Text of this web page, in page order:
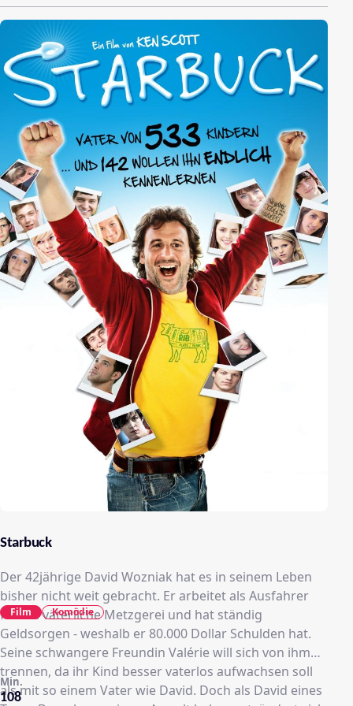
Die Reisegruppe platzt auf einen von gewaltsamen
Protesten begleiteten globalen Wirtschaftsgipfel, der
Besuch eines riesigen Fetisch-Events läuft völlig aus
dem Ruder und eine toughe Kollegin setzt Dan
mächtig unter Druck. Der wird nicht geringer, als das
chaotische Team realisiert, dass die Firma pleite ist,
falls der Deal scheitert…
Starbuck
Der 42jährige David Wozniak hat es in seinem Leben
bisher nicht weit gebracht. Er arbeitet als Ausfahrer
für die väterliche Metzgerei und hat ständig
Geldsorgen - weshalb er 80.000 Dollar Schulden hat.
Seine schwangere Freundin Valérie will sich von ihm
trennen, da ihr Kind besser vaterlos aufwachsen soll
als mit so einem Vater wie David. Doch als David eines
108
Min.
Film Komödie